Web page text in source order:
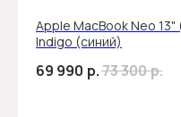
Apple MacBook Neo 13"
Indigo (синий)
69 990 р.73 300р.